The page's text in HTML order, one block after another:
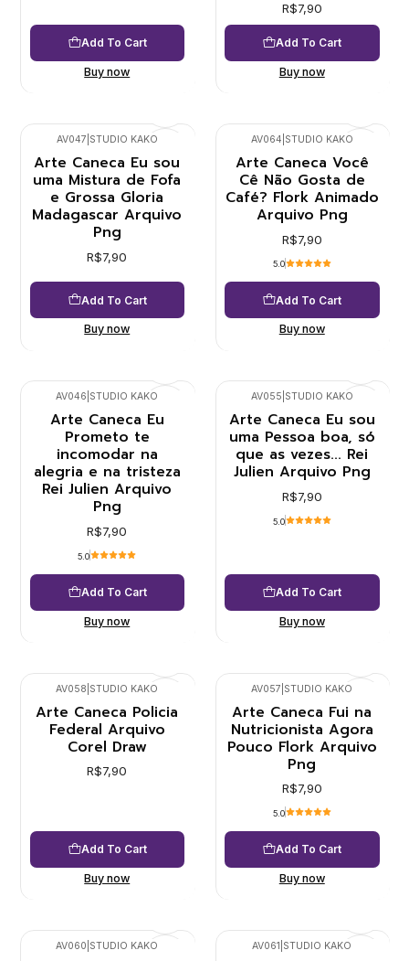
Add To Cart
Buy now
R$7,90
Add To Cart
Buy now
AV047 STUDIO KAKO
Arte Caneca Eu sou
uma Mistura de Fofa
e Grossa Gloria
Madagascar Arquivo
Png
R$7,90
Add To Cart
Buy now
AV064 STUDIO KAKO
Arte Caneca Você
Cê Não Gosta de
Café? Flork Animado
Arquivo Png
R$7,90
5.0
Add To Cart
Buy now
AV046 STUDIO KAKO
Arte Caneca Eu
Prometo te
incomodar na
alegria e na tristeza
Rei Julien Arquivo
Png
R$7,90
5.0
Add To Cart
Buy now
AV055 STUDIO KAKO
Arte Caneca Eu sou
uma Pessoa boa, só
que as vezes... Rei
Julien Arquivo Png
R$7,90
5.0
Add To Cart
Buy now
AV058 STUDIO KAKO
Arte Caneca Policia
Federal Arquivo
Corel Draw
R$7,90
Add To Cart
Buy now
AV057 STUDIO KAKO
Arte Caneca Fui na
Nutricionista Agora
Pouco Flork Arquivo
Png
R$7,90
5.0
Add To Cart
Buy now
AV060 STUDIO KAKO AV061 STUDIO KAKO